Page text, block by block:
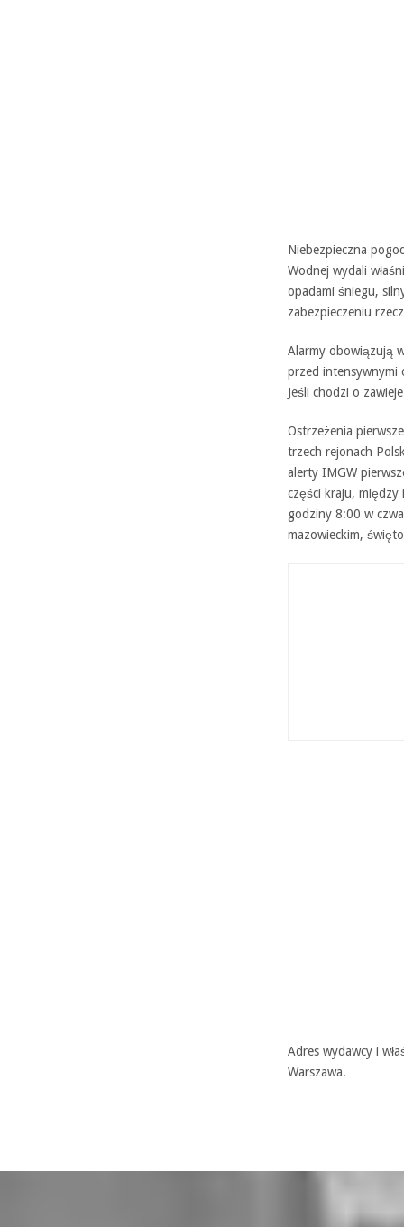
Niebezpieczna
Wodnej wydali
opadami śniegu,
zabezpieczeniu
Alarmy obowiązują
przed intensywnymi
Jeśli chodzi o
Ostrzeżenia
trzech rejonach
alerty IMGW
części kraju,
godziny 8:00 w
mazowieckim,
Adres wydawcy i
Warszawa.